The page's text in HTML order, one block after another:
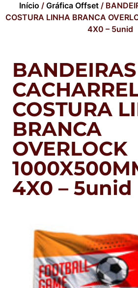
Início / Gráfica Offset/
COSTURA LINHA BRANCA
4X0 – 5unid
BANDEIRAS
COSTURA
BRANCA
OVERLOCK
4X0 – 5unid